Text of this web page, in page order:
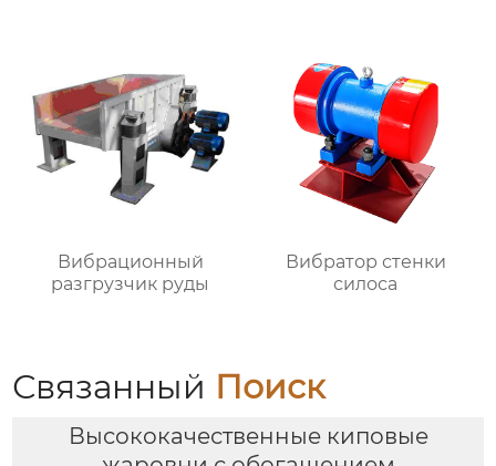
Вибрационный
разгрузчик руды
Вибратор стенки
силоса
Связанный Поиск
Высококачественные киповые